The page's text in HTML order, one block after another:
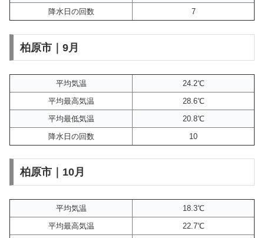
降水日の回数
7
柏原市｜9月
平均気温
24.2℃
平均最高気温
28.6℃
平均最低気温
20.8℃
降水日の回数
10
柏原市｜10月
平均気温
18.3℃
平均最高気温
22.7℃